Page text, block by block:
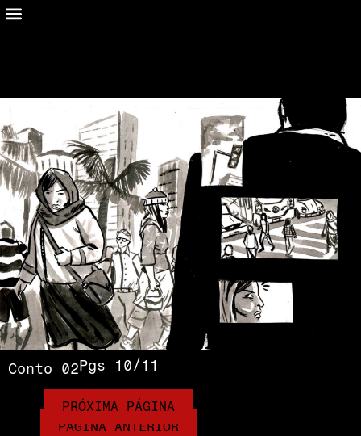
Conto 02Pgs 10/11
PÁGINA ANTERIOR
PRÓXIMA PÁGINA